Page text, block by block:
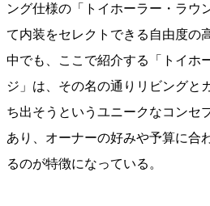
ング仕様の「トイホーラー・ラウ
て内装をセレクトできる自由度の
中でも、ここで紹介する「トイホ
ジ」は、その名の通りリビングと
ち出そうというユニークなコンセ
あり、オーナーの好みや予算に合
るのが特徴になっている。